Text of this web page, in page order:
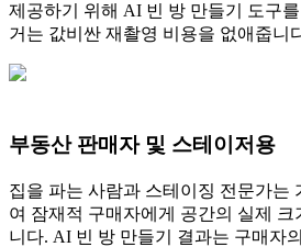
제공하기 위해 AI 빈 방 만들기 도구
거는 값비싼 재촬영 비용을 없애줍니
부동산 판매자 및 스테이저용
집을 파는 사람과 스테이징 전문가는
여 잠재적 구매자에게 공간의 실제
니다. AI 빈 방 만들기 결과는 구매자